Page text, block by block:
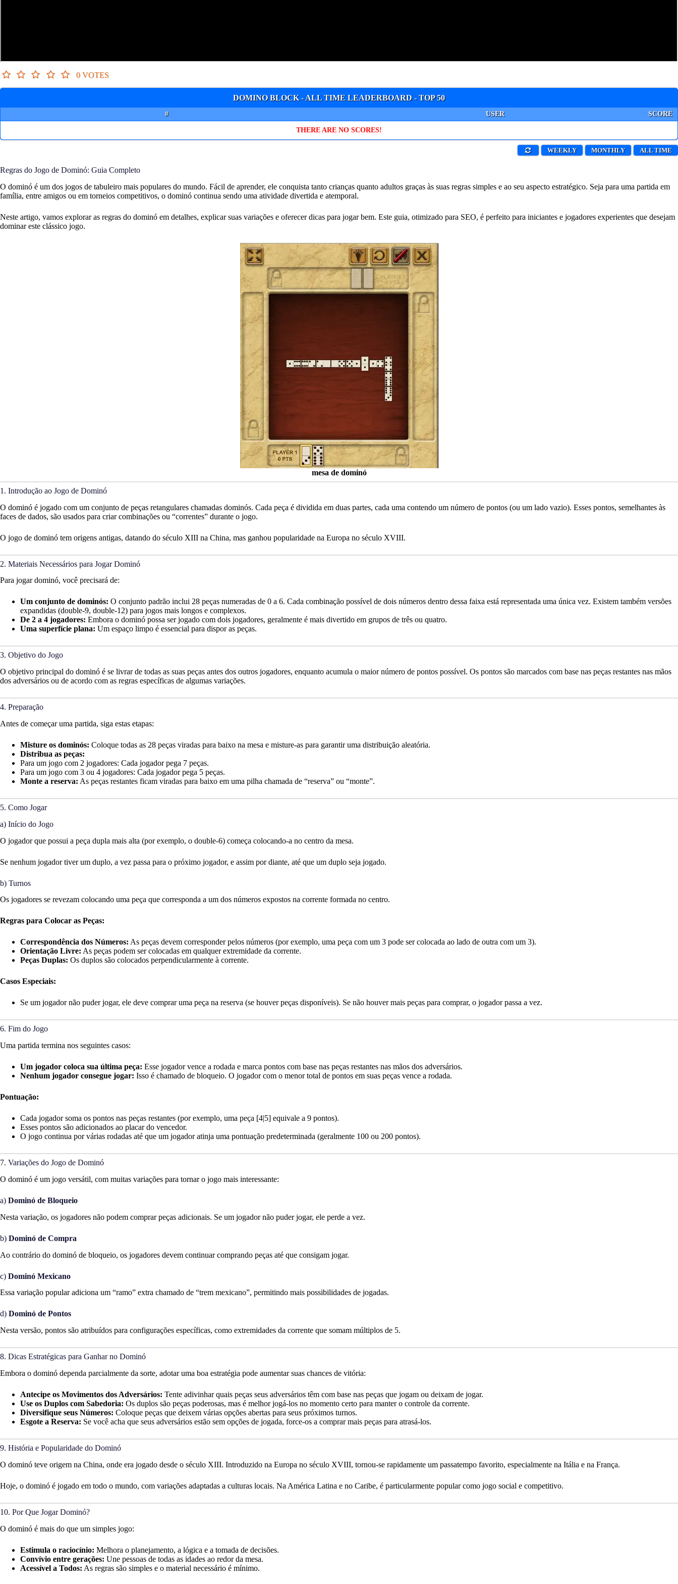
0 VOTES
DOMINO BLOCK - ALL TIME LEADERBOARD - TOP 50
# USER SCORE
THERE ARE NO SCORES!
WEEKLY MONTHLY ALL TIME
Regras do Jogo de Dominó: Guia Completo
O dominó é um dos jogos de tabuleiro mais populares do mundo. Fácil de aprender, ele conquista tanto crianças quanto adultos graças às suas regras simples e ao seu aspecto estratégico. Seja para uma partida em
família, entre amigos ou em torneios competitivos, o dominó continua sendo uma atividade divertida e atemporal.
Neste artigo, vamos explorar as regras do dominó em detalhes, explicar suas variações e oferecer dicas para jogar bem. Este guia, otimizado para SEO, é perfeito para iniciantes e jogadores experientes que desejam
dominar este clássico jogo.
mesa de dominó
1. Introdução ao Jogo de Dominó
O dominó é jogado com um conjunto de peças retangulares chamadas dominós. Cada peça é dividida em duas partes, cada uma contendo um número de pontos (ou um lado vazio). Esses pontos, semelhantes às
faces de dados, são usados para criar combinações ou “correntes” durante o jogo.
O jogo de dominó tem origens antigas, datando do século XIII na China, mas ganhou popularidade na Europa no século XVIII.
2. Materiais Necessários para Jogar Dominó
Para jogar dominó, você precisará de:
Um conjunto de dominós: O conjunto padrão inclui 28 peças numeradas de 0 a 6. Cada combinação possível de dois números dentro dessa faixa está representada uma única vez. Existem também versões
expandidas (double-9, double-12) para jogos mais longos e complexos.
De 2 a 4 jogadores: Embora o dominó possa ser jogado com dois jogadores, geralmente é mais divertido em grupos de três ou quatro.
Uma superfície plana: Um espaço limpo é essencial para dispor as peças.
3. Objetivo do Jogo
O objetivo principal do dominó é se livrar de todas as suas peças antes dos outros jogadores, enquanto acumula o maior número de pontos possível. Os pontos são marcados com base nas peças restantes nas mãos
dos adversários ou de acordo com as regras específicas de algumas variações.
4. Preparação
Antes de começar uma partida, siga estas etapas:
Misture os dominós: Coloque todas as 28 peças viradas para baixo na mesa e misture-as para garantir uma distribuição aleatória.
Distribua as peças:
Para um jogo com 2 jogadores: Cada jogador pega 7 peças.
Para um jogo com 3 ou 4 jogadores: Cada jogador pega 5 peças.
Monte a reserva: As peças restantes ficam viradas para baixo em uma pilha chamada de “reserva” ou “monte”.
5. Como Jogar
a) Início do Jogo
O jogador que possui a peça dupla mais alta (por exemplo, o double-6) começa colocando-a no centro da mesa.
Se nenhum jogador tiver um duplo, a vez passa para o próximo jogador, e assim por diante, até que um duplo seja jogado.
b) Turnos
Os jogadores se revezam colocando uma peça que corresponda a um dos números expostos na corrente formada no centro.
Regras para Colocar as Peças:
Correspondência dos Números: As peças devem corresponder pelos números (por exemplo, uma peça com um 3 pode ser colocada ao lado de outra com um 3).
Orientação Livre: As peças podem ser colocadas em qualquer extremidade da corrente.
Peças Duplas: Os duplos são colocados perpendicularmente à corrente.
Casos Especiais:
Se um jogador não puder jogar, ele deve comprar uma peça na reserva (se houver peças disponíveis). Se não houver mais peças para comprar, o jogador passa a vez.
6. Fim do Jogo
Uma partida termina nos seguintes casos:
Um jogador coloca sua última peça: Esse jogador vence a rodada e marca pontos com base nas peças restantes nas mãos dos adversários.
Nenhum jogador consegue jogar: Isso é chamado de bloqueio. O jogador com o menor total de pontos em suas peças vence a rodada.
Pontuação:
Cada jogador soma os pontos nas peças restantes (por exemplo, uma peça [4|5] equivale a 9 pontos).
Esses pontos são adicionados ao placar do vencedor.
O jogo continua por várias rodadas até que um jogador atinja uma pontuação predeterminada (geralmente 100 ou 200 pontos).
7. Variações do Jogo de Dominó
O dominó é um jogo versátil, com muitas variações para tornar o jogo mais interessante:
a) Dominó de Bloqueio
Nesta variação, os jogadores não podem comprar peças adicionais. Se um jogador não puder jogar, ele perde a vez.
b) Dominó de Compra
Ao contrário do dominó de bloqueio, os jogadores devem continuar comprando peças até que consigam jogar.
c) Dominó Mexicano
Essa variação popular adiciona um “ramo” extra chamado de “trem mexicano”, permitindo mais possibilidades de jogadas.
d) Dominó de Pontos
Nesta versão, pontos são atribuídos para configurações específicas, como extremidades da corrente que somam múltiplos de 5.
8. Dicas Estratégicas para Ganhar no Dominó
Embora o dominó dependa parcialmente da sorte, adotar uma boa estratégia pode aumentar suas chances de vitória:
Antecipe os Movimentos dos Adversários: Tente adivinhar quais peças seus adversários têm com base nas peças que jogam ou deixam de jogar.
Use os Duplos com Sabedoria: Os duplos são peças poderosas, mas é melhor jogá-los no momento certo para manter o controle da corrente.
Diversifique seus Números: Coloque peças que deixem várias opções abertas para seus próximos turnos.
Esgote a Reserva: Se você acha que seus adversários estão sem opções de jogada, force-os a comprar mais peças para atrasá-los.
9. História e Popularidade do Dominó
O dominó teve origem na China, onde era jogado desde o século XIII. Introduzido na Europa no século XVIII, tornou-se rapidamente um passatempo favorito, especialmente na Itália e na França.
Hoje, o dominó é jogado em todo o mundo, com variações adaptadas a culturas locais. Na América Latina e no Caribe, é particularmente popular como jogo social e competitivo.
10. Por Que Jogar Dominó?
O dominó é mais do que um simples jogo:
Estimula o raciocínio: Melhora o planejamento, a lógica e a tomada de decisões.
Convívio entre gerações: Une pessoas de todas as idades ao redor da mesa.
Acessível a Todos: As regras são simples e o material necessário é mínimo.